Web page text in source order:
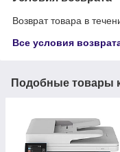
Возврат товара в
Все условия
Подобные товары